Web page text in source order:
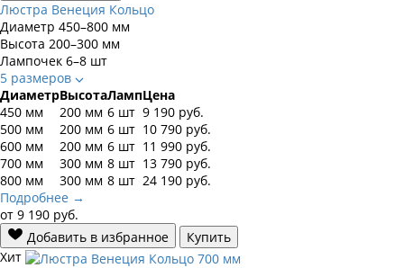
Люстра Венеция Кольцо
Диаметр 450–800 мм
Высота 200–300 мм
Лампочек 6–8 шт
5 размеров
ДиаметрВысотаЛампЦена
450 мм
200 мм 6 шт 9 190 руб.
500 мм
200 мм 6 шт 10 790 руб.
600 мм
200 мм 6 шт 11 990 руб.
700 мм
300 мм 8 шт 13 790 руб.
800 мм
300 мм 8 шт 24 190 руб.
Подробнее →
от 9 190 руб.
Добавить в избранное
Купить
Хит